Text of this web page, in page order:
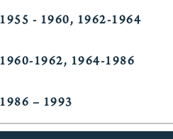
1955 - 1960, 1962-1964
1960-1962, 1964-1986
1986 – 1993